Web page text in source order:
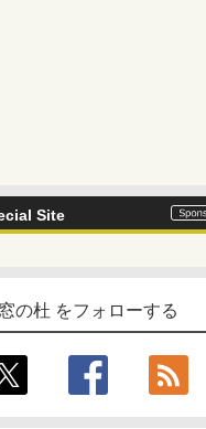
Site
窓の杜 をフォローする